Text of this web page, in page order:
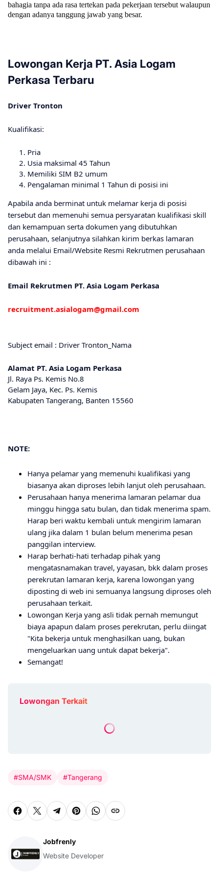
bahagia tanpa ada rasa tertekan pada pekerjaan tersebut walaupun
dengan adanya tanggung jawab yang besar.
Lowongan Kerja PT. Asia Logam
Perkasa Terbaru
Driver Tronton
Kualifikasi:
Pria
Usia maksimal 45 Tahun
Memiliki SIM B2 umum
Pengalaman minimal 1 Tahun di posisi ini
Apabila anda berminat untuk melamar kerja di posisi
tersebut dan memenuhi semua persyaratan kualifikasi skill
dan kemampuan serta dokumen yang dibutuhkan
perusahaan, selanjutnya silahkan kirim berkas lamaran
anda melalui Email/Website Resmi Rekrutmen perusahaan
dibawah ini :
Email Rekrutmen PT. Asia Logam Perkasa
recruitment.asialogam@gmail.com
Subject email : Driver Tronton_Nama
Alamat PT. Asia Logam Perkasa
Jl. Raya Ps. Kemis No.8
Gelam Jaya, Kec. Ps. Kemis
Kabupaten Tangerang, Banten 15560
NOTE:
Hanya pelamar yang memenuhi kualifikasi yang
biasanya akan diproses lebih lanjut oleh perusahaan.
Perusahaan hanya menerima lamaran pelamar dua
minggu hingga satu bulan, dan tidak menerima spam.
Harap beri waktu kembali untuk mengirim lamaran
ulang jika dalam 1 bulan belum menerima pesan
panggilan interview.
Harap berhati-hati terhadap pihak yang
mengatasnamakan travel, yayasan, bkk dalam proses
perekrutan lamaran kerja, karena lowongan yang
diposting di web ini semuanya langsung diproses oleh
perusahaan terkait.
Lowongan Kerja yang asli tidak pernah memungut
biaya apapun dalam proses perekrutan, perlu diingat
"Kita bekerja untuk menghasilkan uang, bukan
mengeluarkan uang untuk dapat bekerja".
Semangat!
Lowongan Terkait
#SMA/SMK #Tangerang
Jobfrenly
Website Developer